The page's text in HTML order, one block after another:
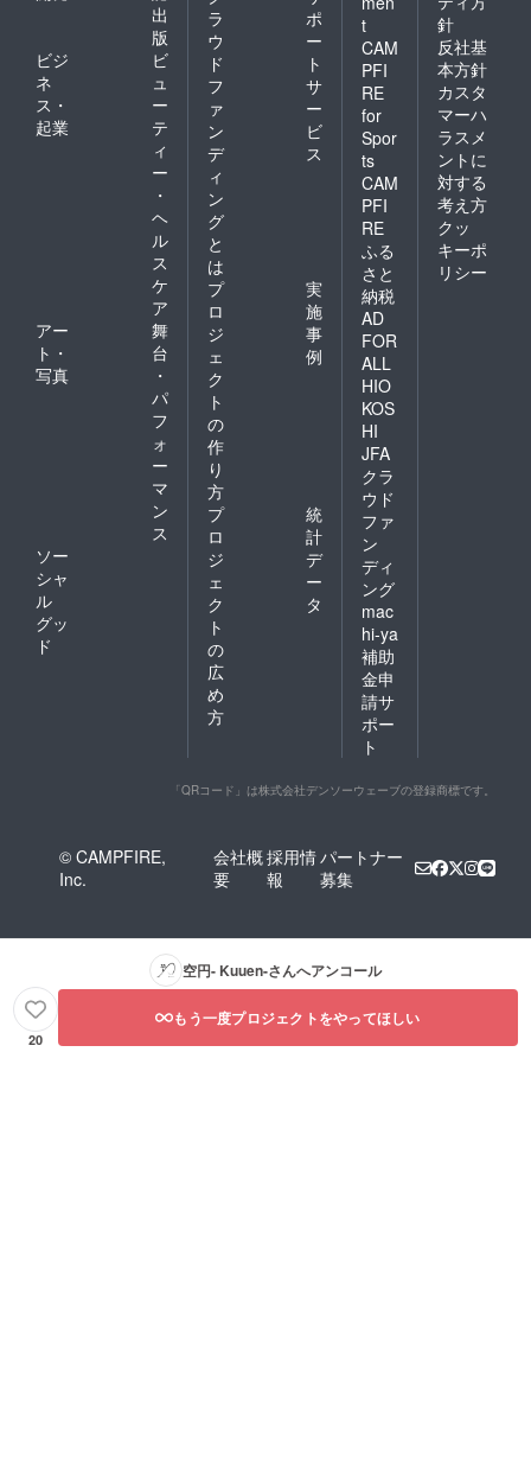
出
版
ビジ
ネ
ス・
起業
ビ
ュ
ー
テ
ィ
ー
・
ヘ
ル
ス
ケ
ア
アー
ト・
写真
舞
台
・
パ
フ
ォ
ー
マ
ン
ス
ソー
シャ
ル
グッ
ド
ラ
ウ
ド
フ
ァ
ン
デ
ィ
ン
グ
と
は
ポ
ー
ト
サ
ー
ビ
ス
プ
ロ
ジ
ェ
ク
ト
の
作
り
方
実
施
事
例
プ
ロ
ジ
ェ
ク
ト
の
広
め
方
統
計
デ
ー
タ
t
CAM
PFI
RE
for
Spor
ts
CAM
PFI
RE
ふる
さと
納税
AD
FOR
ALL
HIO
KOS
HI
JFA
クラ
ウド
ファ
ン
ディ
ング
mac
hi-ya
補助
金申
請サ
ポー
ト
針
反社基
本方針
カスタ
マーハ
ラスメ
ントに
対する
考え方
クッ
キーポ
リシー
「QRコード」は株式会社デンソーウェーブの登録商標です。
© CAMPFIRE,
Inc.
会社概
要
採用情
報
パートナー
募集
空円- Kuuen-さんへアンコール
20
もう一度プロジェクトをやってほしい